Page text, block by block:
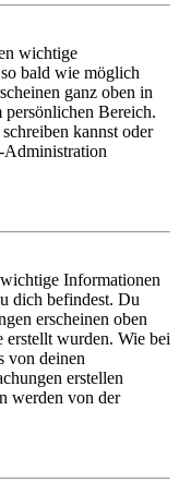
wichtige
bald wie möglich
ganz oben in
Bereich.
kannst oder
Administration
Informationen
dich befindest. Du
erscheinen oben
erstellt wurden. Wie bei
von deinen
erstellen
werden von der